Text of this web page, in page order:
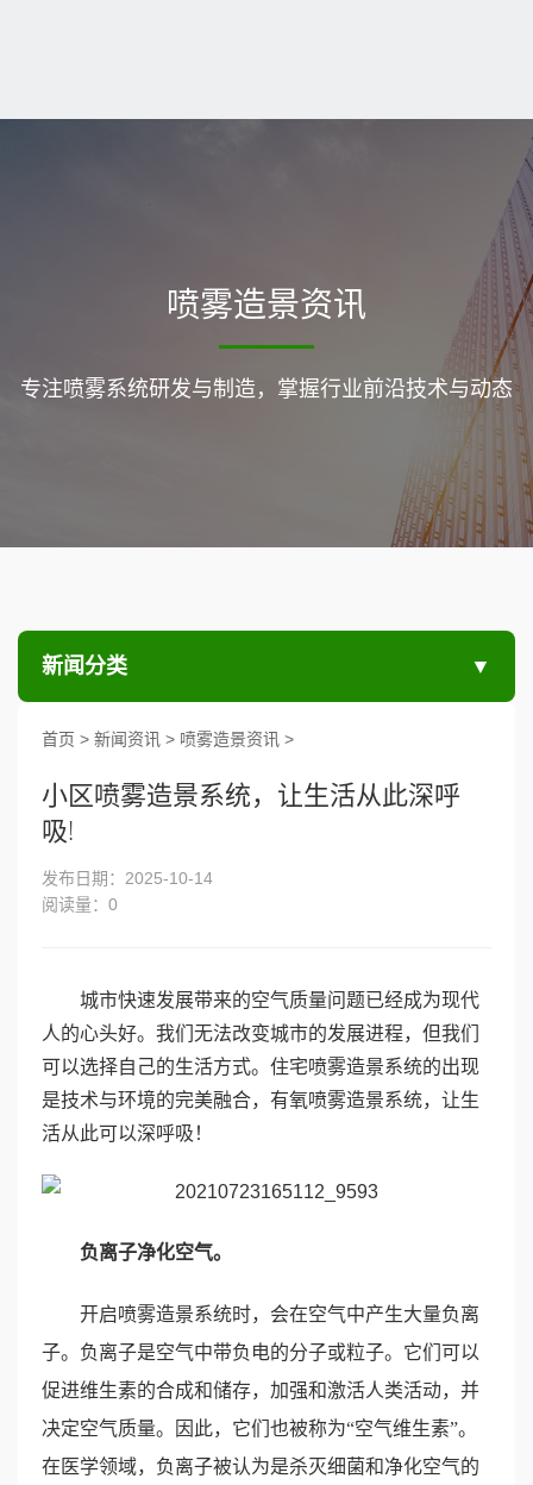
喷雾造景资讯
专注喷雾系统研发与制造，掌握行业前沿技术与动态
新闻分类 ▼
首页 > 新闻资讯 > 喷雾造景资讯 >
小区喷雾造景系统，让生活从此深呼
吸!
发布日期：2025-10-14
阅读量： 0
城市快速发展带来的空气质量问题已经成为现代
人的心头好。我们无法改变城市的发展进程，但我们
可以选择自己的生活方式。住宅喷雾造景系统的出现
是技术与环境的完美融合，有氧喷雾造景系统，让生
活从此可以深呼吸！
负离子净化空气。
开启喷雾造景系统时，会在空气中产生大量负离
子。负离子是空气中带负电的分子或粒子。它们可以
促进维生素的合成和储存，加强和激活人类活动，并
决定空气质量。因此，它们也被称为“空气维生素”。
在医学领域，负离子被认为是杀灭细菌和净化空气的